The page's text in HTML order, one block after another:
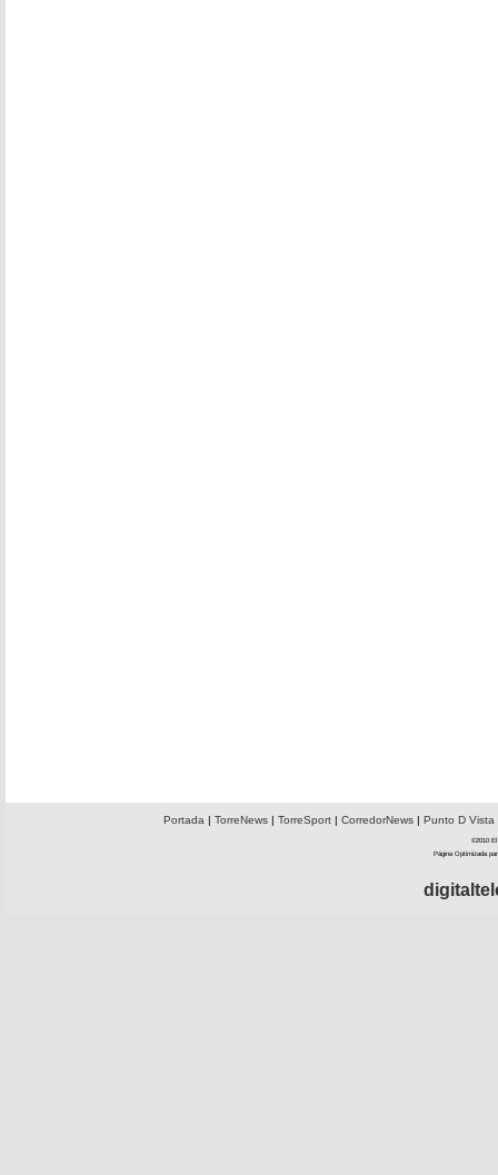
Portada | TorreNews| TorreSport| CorredorNews| Punto D Vista
©2010 El
Página Optimizada